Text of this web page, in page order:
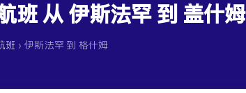
班 从 伊斯法罕 到 盖什姆
班 › 伊斯法罕 到 格什姆